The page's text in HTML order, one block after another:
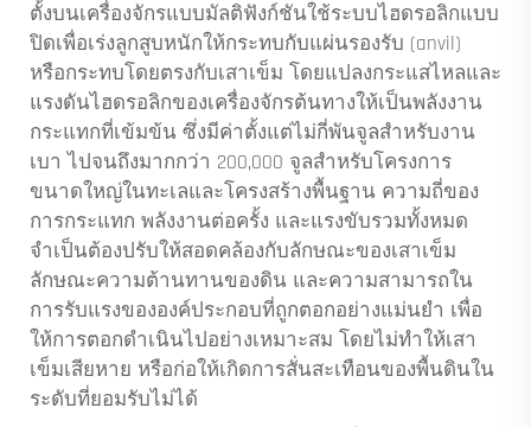
ตั้งบนเครื่องจักรแบบมัลติฟังก์ชันใช้ระบบไฮดรอลิกแบบ
ปิดเพื่อเร่งลูกสูบหนักให้กระทบกับแผ่นรองรับ (anvil)
หรือกระทบโดยตรงกับเสาเข็ม โดยแปลงกระแสไหลและ
แรงดันไฮดรอลิกของเครื่องจักรต้นทางให้เป็นพลังงาน
กระแทกที่เข้มข้น ซึ่งมีค่าตั้งแต่ไม่กี่พันจูลสำหรับงาน
เบา ไปจนถึงมากกว่า 200,000 จูลสำหรับโครงการ
ขนาดใหญ่ในทะเลและโครงสร้างพื้นฐาน ความถี่ของ
การกระแทก พลังงานต่อครั้ง และแรงขับรวมทั้งหมด
จำเป็นต้องปรับให้สอดคล้องกับลักษณะของเสาเข็ม
ลักษณะความต้านทานของดิน และความสามารถใน
การรับแรงขององค์ประกอบที่ถูกตอกอย่างแม่นยำ เพื่อ
ให้การตอกดำเนินไปอย่างเหมาะสม โดยไม่ทำให้เสา
เข็มเสียหาย หรือก่อให้เกิดการสั่นสะเทือนของพื้นดินใน
ระดับที่ยอมรับไม่ได้